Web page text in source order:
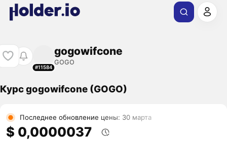
#11584
gogowifcone
GOGO
Курс gogowifcone (GOGO)
Последнее обновление цены: 30 марта
$ 0,0000037